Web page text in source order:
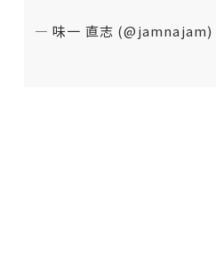
— 味一 直志 (@jamnajam)